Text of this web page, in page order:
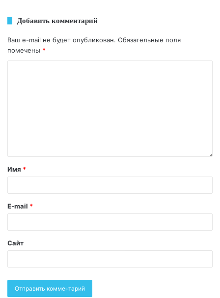
Добавить комментарий
Ваш e-mail не будет опубликован. Обязательные поля
помечены *
Имя *
E-mail *
Сайт